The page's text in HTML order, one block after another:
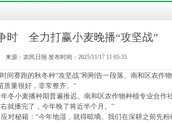
时 全力打赢小麦晚播“攻坚战”
来源：农民日报 发布时间：2025/11/17 11:05:33
赛跑的秋冬种“攻坚战”刚刚告一段落。南和区农作
质量很好，非常整齐。”
小麦播种期普遍推迟。南和区农作物种植专业合作
就播完了，今年晚了将近半个月。”
秘籍：“今年地湿，就得晾墒。我们在深耕之前先粉